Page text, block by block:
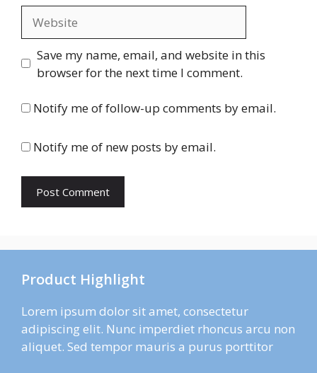
Save my name, email, and website in this
browser for the next time I comment.
Notify me of follow-up comments by email.
Notify me of new posts by email.
Product Highlight
Lorem ipsum dolor sit amet, consectetur
adipiscing elit. Nunc imperdiet rhoncus arcu non
aliquet. Sed tempor mauris a purus porttitor